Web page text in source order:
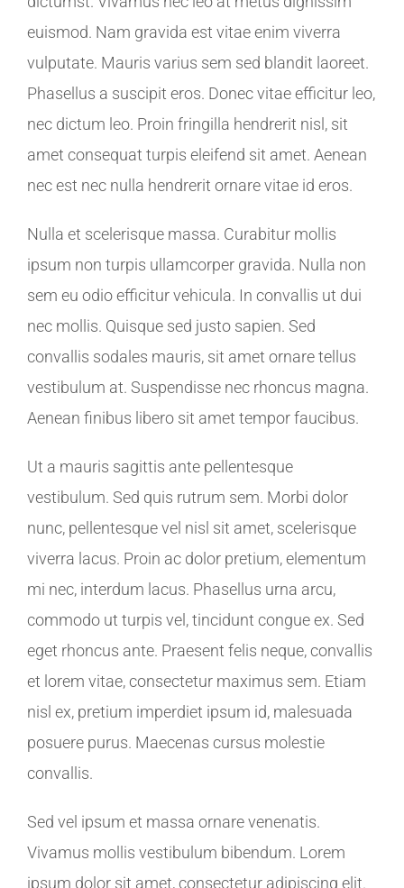
euismod. Nam gravida est vitae enim viverra
vulputate. Mauris varius sem sed blandit laoreet.
Phasellus a suscipit eros. Donec vitae efficitur leo,
nec dictum leo. Proin fringilla hendrerit nisl, sit
amet consequat turpis eleifend sit amet. Aenean
nec est nec nulla hendrerit ornare vitae id eros.
Nulla et scelerisque massa. Curabitur mollis
ipsum non turpis ullamcorper gravida. Nulla non
sem eu odio efficitur vehicula. In convallis ut dui
nec mollis. Quisque sed justo sapien. Sed
convallis sodales mauris, sit amet ornare tellus
vestibulum at. Suspendisse nec rhoncus magna.
Aenean finibus libero sit amet tempor faucibus.
Ut a mauris sagittis ante pellentesque
vestibulum. Sed quis rutrum sem. Morbi dolor
nunc, pellentesque vel nisl sit amet, scelerisque
viverra lacus. Proin ac dolor pretium, elementum
mi nec, interdum lacus. Phasellus urna arcu,
commodo ut turpis vel, tincidunt congue ex. Sed
eget rhoncus ante. Praesent felis neque, convallis
et lorem vitae, consectetur maximus sem. Etiam
nisl ex, pretium imperdiet ipsum id, malesuada
posuere purus. Maecenas cursus molestie
convallis.
Sed vel ipsum et massa ornare venenatis.
Vivamus mollis vestibulum bibendum. Lorem
ipsum dolor sit amet, consectetur adipiscing elit.